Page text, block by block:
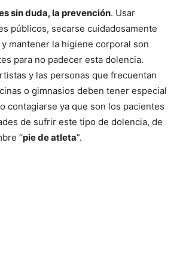
sin duda, la prevención. Usar
públicos, secarse cuidadosamente
mantener la higiene corporal son
para no padecer esta dolencia.
y las personas que frecuentan
o gimnasios deben tener especial
contagiarse ya que son los pacientes
de sufrir este tipo de dolencia, de
“pie de atleta”.